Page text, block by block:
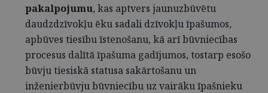
pakalpojumu, kas aptvers jaunuzbūvētu
daudzdzīvokļu ēku sadali dzīvokļu īpašumos,
apbūves tiesību īstenošanu, kā arī būvniecības
procesus dalītā īpašuma gadījumos, tostarp esošo
būvju tiesiskā statusa sakārtošanu un
inženierbūvju būvniecību uz vairāku īpašnieku